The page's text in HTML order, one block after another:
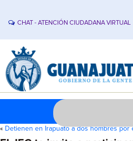
CHAT - ATENCIÓN CIUDADANA VIRTUAL
« Detienen en Irapuato a dos hombres